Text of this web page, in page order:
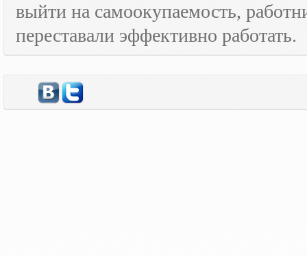
выйти на самоокупаемость,
переставали эффективно работать.